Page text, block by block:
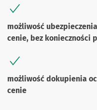
możliwość
cenie, bez konieczności
możliwość dokupienia
cenie